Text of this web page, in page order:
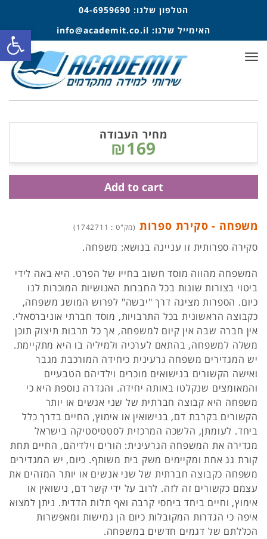
הטלפון שלנו: 04-6959690
האימייל שלנו: info@academit.co.il
תפריט
משפחה - סקירת ספרות (מק"ט : 1742711)
סקירה ספרותית זו עניינה בנושא: משפחה.
המשפחה מהווה מוסד חשוב בחייו של הפרט. היא באה לידי
ביטוי בצורות שונות בכל החברות האנושיות המוכרות לנו
כיום. הספרות מציגה דרך "יבשה" לפרוש המושג משפחה,
כקבוצה הראשונית בכל התרבויות, מוסד חברתי אוניברסאלי.
אין חברה שבה אין קיום למשפחה, אך כל תרבות תיצוק תוכן
משלה למשפחה, בהתאם לערכיה ולמיליה בו היא מתקיימת.
יש המגדירים משפחה גרעינית כיחידה המורכבת מגבר
ואישה הקשורים בנישואים מוכרים וילדיהם הטבעיים
והמאומצים שנקלטו באותה יחידה. והגדרה נוספת היא כי
משפחה היא קבוצה חברתית של שני אנשים או יותר
הקשורים בקרבת דם, בנישואין או אימוץ, החיים בדרך כלל
ביחד. לעומתן, הלשכה המרכזית לסטטיסטיקה בישראל
מגדירה את המשפחה הגרעינית: הורים וילדיהם, החיים תחת
קורת גג אחת ומקיימים משק בית משותף. כיום, יש המגדירים
משפחה כקבוצה חברתית של שני אנשים או יותר המזהים את
עצמם כקשורים זה לזה. לרוב על ידי קשר דם, נישואין או
אימוץ, וחיים ביחד ביחסי קרבה ואף תלות הדדית. ניתן למצוא
איפה כי הגדרות המקובלות כיום הן גמישות ומאפשרות
הכללתם של דגמים חדשים במשפחה.
מחיר העבודה
₪169
Add to cart
פתח